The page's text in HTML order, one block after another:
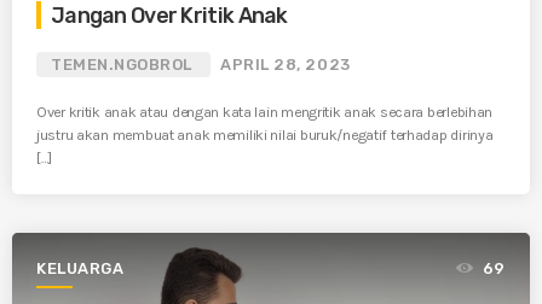
Jangan Over Kritik Anak
TEMEN.NGOBROL APRIL 28, 2023
Over kritik anak atau dengan kata lain mengritik anak secara berlebihan
justru akan membuat anak memiliki nilai buruk/negatif terhadap dirinya
[…]
KELUARGA 69